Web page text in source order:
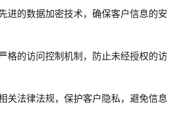
进的数据加密技术，确保客户信息的安
格的访问控制机制，防止未经授权的访
关法律法规，保护客户隐私，避免信息